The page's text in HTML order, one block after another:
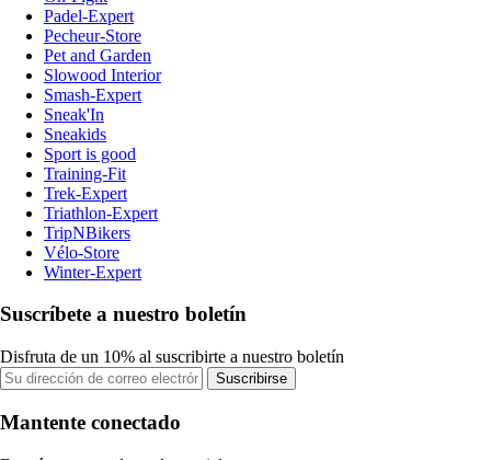
Padel-Expert
Pecheur-Store
Pet and Garden
Slowood Interior
Smash-Expert
Sneak'In
Sneakids
Sport is good
Training-Fit
Trek-Expert
Triathlon-Expert
TripNBikers
Vélo-Store
Winter-Expert
Suscríbete a nuestro boletín
Disfruta de un 10% al suscribirte a nuestro boletín
Suscribirse
Mantente conectado